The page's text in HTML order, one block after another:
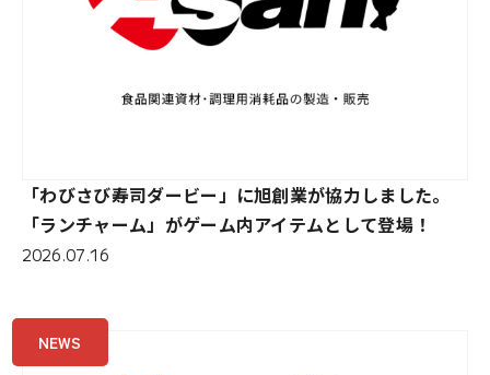
「わびさび寿司ダービー」に旭創業が協力しました。
「ランチャーム」がゲーム内アイテムとして登場！
2026.07.16
NEWS